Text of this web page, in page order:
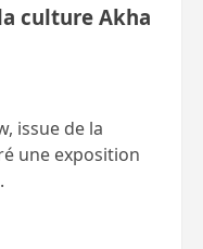
culture Akha
issue de la
une exposition